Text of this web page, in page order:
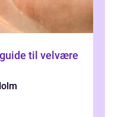
til velvære